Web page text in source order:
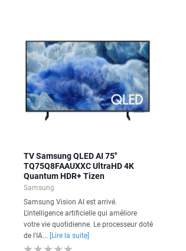
TV Samsung QLED AI 75''
TQ75Q8FAAUXXC UltraHD 4K
Quantum HDR+ Tizen
Samsung
Samsung Vision AI est arrivé.
L'intelligence artificielle qui améliore
votre vie quotidienne. Le processeur doté
de l'IA...
[Lire la suite]